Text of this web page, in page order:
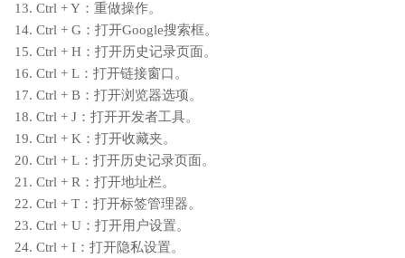
13. Ctrl + Y：重做操作。
14. Ctrl + G：打开Google搜索框。
15. Ctrl + H：打开历史记录页面。
16. Ctrl + L：打开链接窗口。
17. Ctrl + B：打开浏览器选项。
18. Ctrl + J：打开开发者工具。
19. Ctrl + K：打开收藏夹。
20. Ctrl + L：打开历史记录页面。
21. Ctrl + R：打开地址栏。
22. Ctrl + T：打开标签管理器。
23. Ctrl + U：打开用户设置。
24. Ctrl + I：打开隐私设置。